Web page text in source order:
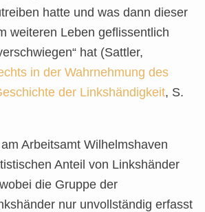
hatte und was dann dieser
weiteren Leben geflissentlich
hat (Sattler,
in der Wahrnehmung des
der Linkshändigkeit, S.
Arbeitsamt Wilhelmshaven
Anteil von Linkshänder
die Gruppe der
nur unvollständig erfasst